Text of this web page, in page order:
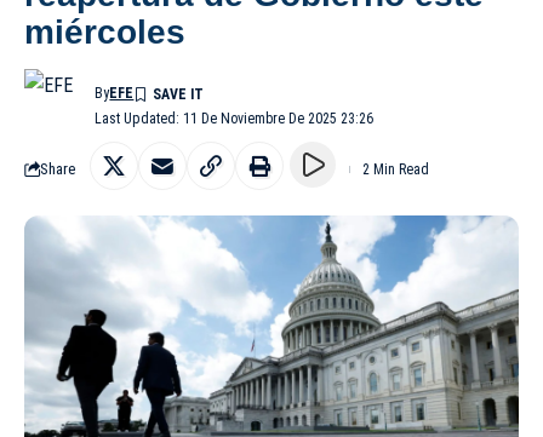
miércoles
Last Updated: 11 De Noviembre De 2025 23:26
ByEFE
Share 2 Min Read